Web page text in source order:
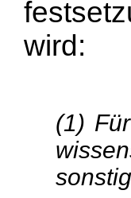
wird:
(1)